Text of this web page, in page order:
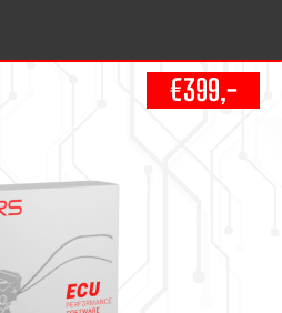
€399,-